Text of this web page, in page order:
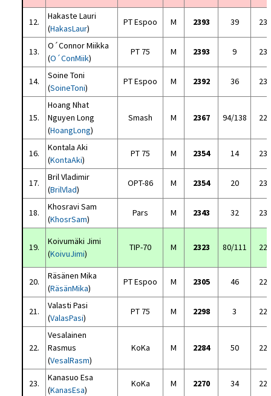
12.
Hakaste Lauri
(HakasLaur)
PT Espoo M 2393 39
13.
O´Connor Miikka
(O´ConMiik)
PT 75 M 2393 9
14.
Soine Toni
(SoineToni)
PT Espoo M 2392 36
15.
Hoang Nhat
Nguyen Long
(HoangLong)
Smash M 2367 94/138
16.
Kontala Aki
(KontaAki)
PT 75 M 2354 14
17.
Bril Vladimir
(BrilVlad)
OPT-86 M 2354 20
18.
Khosravi Sam
(KhosrSam)
Pars M 2343 32
19.
Koivumäki Jimi
(KoivuJimi)
TIP-70 M 2323 80/111
20.
Räsänen Mika
(RäsänMika)
PT Espoo M 2305 46
21.
Valasti Pasi
(ValasPasi)
PT 75 M 2298 3
22.
Vesalainen
Rasmus
(VesalRasm)
KoKa M 2284 50
23.
Kanasuo Esa
(KanasEsa)
KoKa M 2270 34